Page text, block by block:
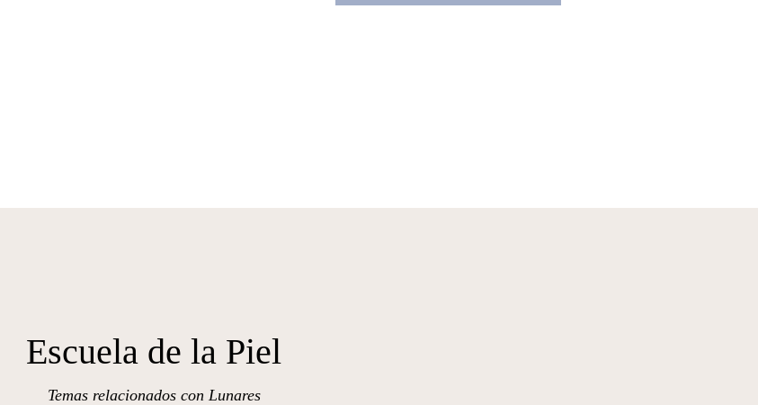
Escuela de la Piel
Temas relacionados con Lunares